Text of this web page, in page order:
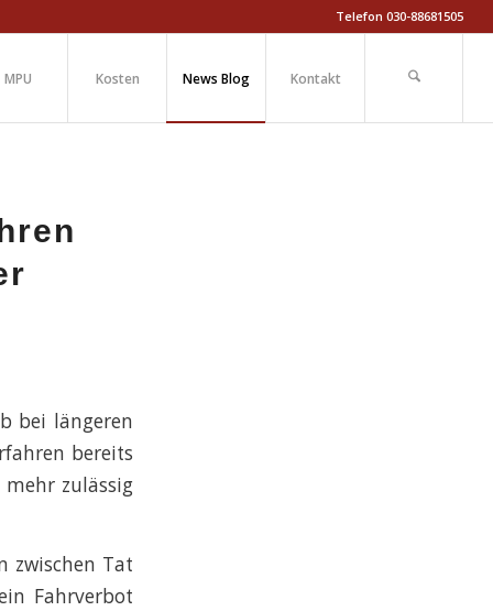
Telefon 030-88681505
MPU Kosten News Blog Kontakt
bei längeren
bereits
zulässig
zwischen Tat
Fahrverbot